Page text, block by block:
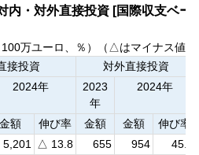
内・対外直接投資 [国際収支ベー
100万ユーロ、％）（△はマイナス値）
接投資
対外直接投資
2024年
2023
年
2024年
金額 伸び率 金額 金額
伸び率
5,201 △ 13.8 655 954
45.7